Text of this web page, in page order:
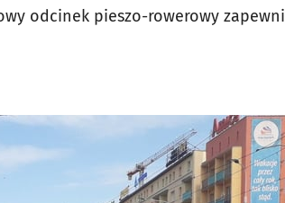
odcinek pieszo-rowerowy